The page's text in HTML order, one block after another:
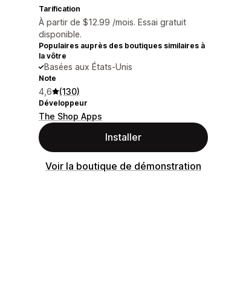
Tarification
À partir de $12.99 /mois. Essai gratuit
disponible.
Populaires auprès des boutiques similaires à
la vôtre
Basées aux États-Unis
Note
4,6 (130)
Développeur
The Shop Apps
Installer
Voir la boutique de démonstration